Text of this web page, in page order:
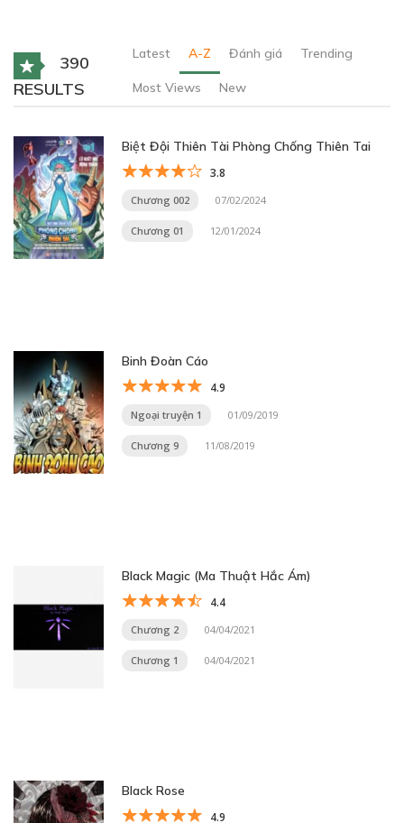
390
RESULTS
Latest A-Z Đánh giá Trending
Most Views New
Biệt Đội Thiên Tài Phòng Chống Thiên Tai
3.8
Chương 002 07/02/2024
Chương 01 12/01/2024
Binh Đoàn Cáo
4.9
Ngoại truyện 1 01/09/2019
Chương 9 11/08/2019
Black Magic (Ma Thuật Hắc Ám)
4.4
Chương 2 04/04/2021
Chương 1 04/04/2021
Black Rose
4.9